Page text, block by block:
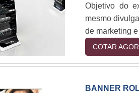
Objetivo do
mesmo
de marketing
gerar mais
do tipo balcão
visual para os
COTAR
BANNER